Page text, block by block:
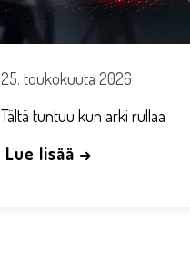
25. toukokuuta 2026
Tältä tuntuu kun arki rullaa
Lue lisää →